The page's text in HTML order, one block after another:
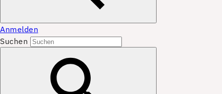
Anmelden
Suchen